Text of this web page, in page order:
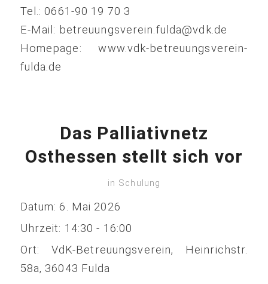
Tel.: 0661-90 19 70 3
E-Mail: betreuungsverein.fulda@vdk.de
Homepage: www.vdk-betreuungsverein-
fulda.de
Das Palliativnetz
Osthessen stellt sich vor
in Schulung
Datum:6. Mai 2026
Uhrzeit: 14:30 - 16:00
Ort: VdK-Betreuungsverein, Heinrichstr.
58a, 36043 Fulda